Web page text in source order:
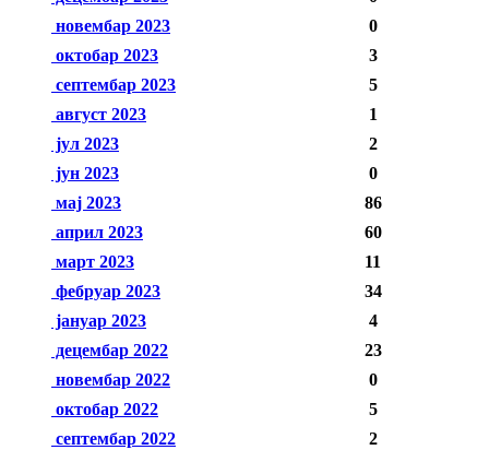
новембар 2023
0
октобар 2023
3
септембар 2023
5
август 2023
1
јул 2023
2
јун 2023
0
мај 2023
86
април 2023
60
март 2023
11
фебруар 2023
34
јануар 2023
4
децембар 2022
23
новембар 2022
0
октобар 2022
5
септембар 2022
2